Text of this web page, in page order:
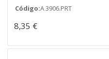
Código:A 3906.PRT
8,35 €